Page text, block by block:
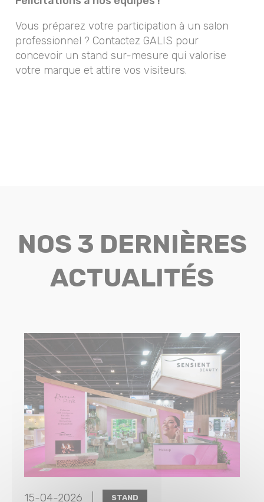
Vous préparez votre participation à un salon
professionnel ? Contactez GALIS pour
concevoir un stand sur-mesure qui valorise
votre marque et attire vos visiteurs.
NOS 3 DERNIÈRES
ACTUALITÉS
15-04-2026 | STAND